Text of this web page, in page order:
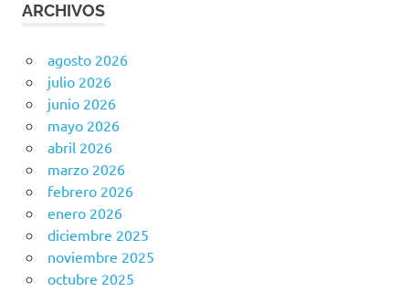
ARCHIVOS
agosto 2026
julio 2026
junio 2026
mayo 2026
abril 2026
marzo 2026
febrero 2026
enero 2026
diciembre 2025
noviembre 2025
octubre 2025